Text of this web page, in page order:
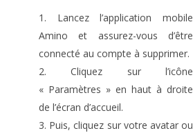
Lancez l’application mobile
Amino et assurez-vous d’être
connecté au compte à supprimer.
Cliquez sur l’icône
« Paramètres » en haut à droite
de l’écran d’accueil.
Puis, cliquez sur votre avatar ou